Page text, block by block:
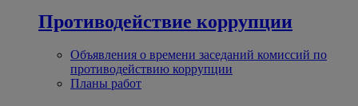
Противодействие коррупции
Объявления о времени заседаний комиссий по
противодействию коррупции
Планы работ